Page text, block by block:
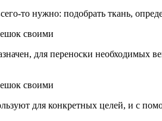
то нужно: подобрать ткань,
для переноски необходимых
для конкретных целей, и с